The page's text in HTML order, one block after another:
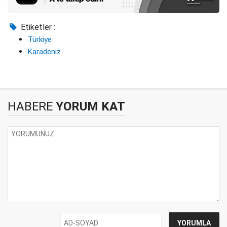
Etiketler :
Türkiye
Karadeniz
HABERE YORUM KAT